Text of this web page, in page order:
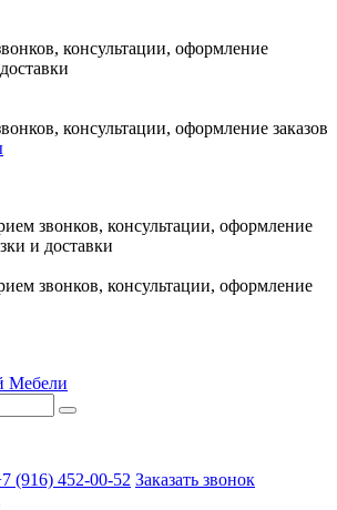
консультации, оформление
консультации, оформление заказов
звонков, консультации, оформление
и доставки
звонков, консультации, оформление
Мебели
(916) 452-00-52 Заказать звонок